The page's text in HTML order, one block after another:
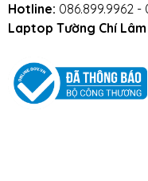
Hotline: 086.899.9962 -
Laptop Tường Chí